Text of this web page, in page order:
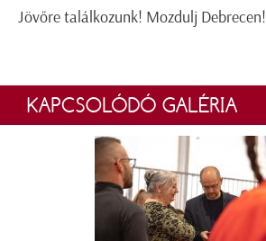
Jövőre találkozunk! Mozdulj Debrecen!
KAPCSOLÓDÓ GALÉRIA